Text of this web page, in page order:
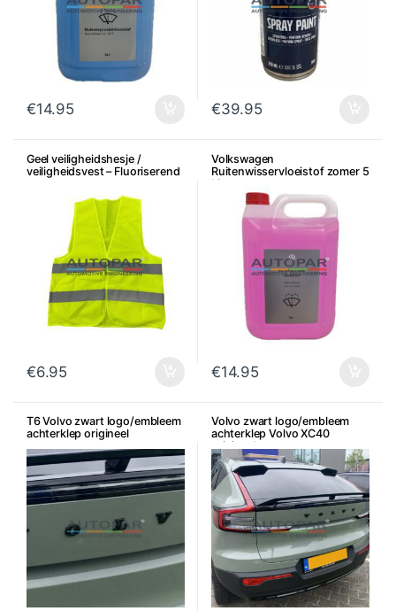
€14.95 €39.95
Geel veiligheidshesje /
veiligheidsvest – Fluoriserend
€6.95
Volkswagen
Ruitenwisservloeistof zomer 5
Liter
€14.95
T6 Volvo zwart logo/embleem
achterklep origineel
Volvo zwart logo/embleem
achterklep Volvo XC40
origineel